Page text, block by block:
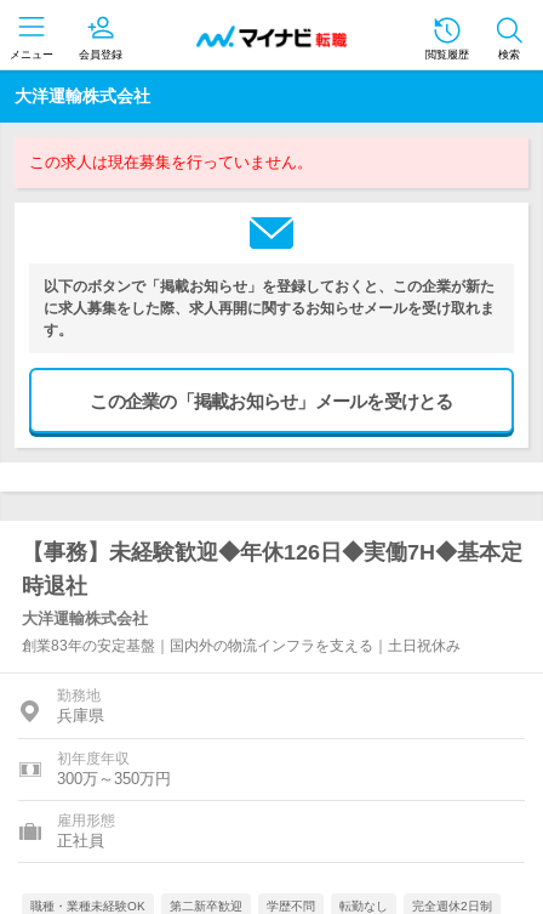
メニュー 会員登録 閲覧履歴 検索
大洋運輸株式会社
この求人は現在募集を行っていません。
以下のボタンで「掲載お知らせ」を登録しておくと、この企業が新た
に求人募集をした際、求人再開に関するお知らせメールを受け取れま
す。
この企業の「掲載お知らせ」メールを受けとる
【事務】未経験歓迎◆年休126日◆実働7H◆基本定
時退社
大洋運輸株式会社
創業83年の安定基盤｜国内外の物流インフラを支える｜土日祝休み
勤務地
兵庫県
初年度年収
300万～350万円
雇用形態
正社員
職種・業種未経験OK 第二新卒歓迎 学歴不問 転勤なし 完全週休2日制